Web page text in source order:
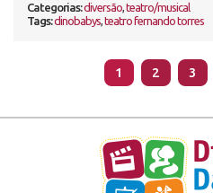
Categorias:diversão,teatro/musical
Tags:dinobabys,teatro fernando torres
1 2 3